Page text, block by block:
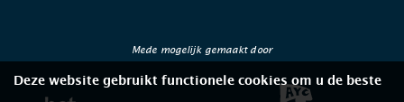
Mede mogelijk gemaakt door
Deze website gebruikt functionele cookies om u de beste